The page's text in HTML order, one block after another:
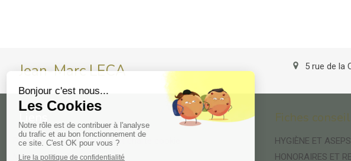
Jean-Marc LECA 5 rue de la
Politique de confidentialité et charte cookie
Mentions légales
Fiches
HYGIÈNE ET
HONORAIRES ET